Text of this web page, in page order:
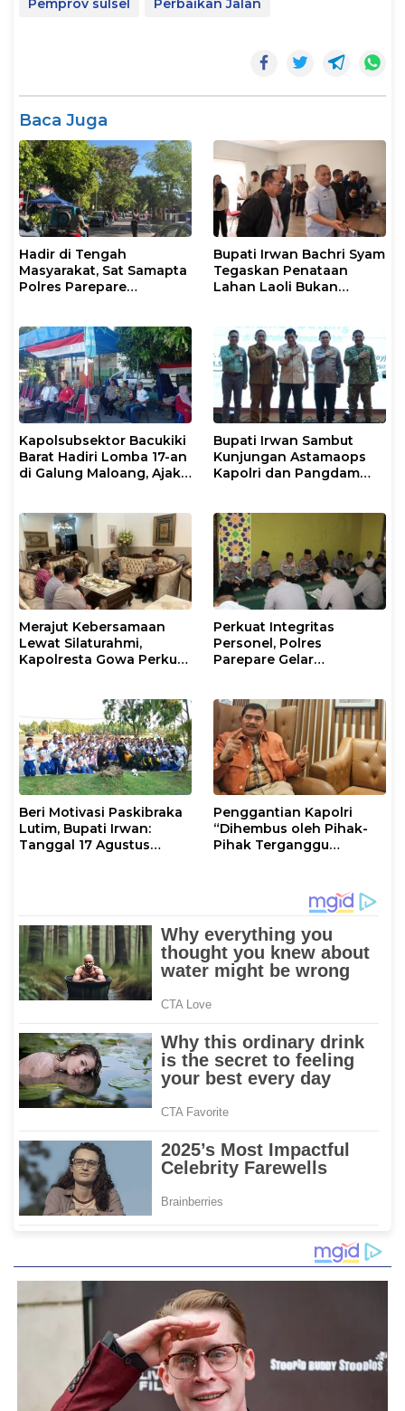
Pemprov sulsel Perbaikan Jalan
Baca Juga
Hadir di Tengah
Masyarakat, Sat Samapta
Polres Parepare
Bupati Irwan Bachri Syam
Tegaskan Penataan
Lahan Laoli Bukan
Kapolsubsektor Bacukiki
Barat Hadiri Lomba 17-an
di Galung Maloang, Ajak
Bupati Irwan Sambut
Kunjungan Astamaops
Kapolri dan Pangdam
Merajut Kebersamaan
Lewat Silaturahmi,
Kapolresta Gowa Perkuat
Perkuat Integritas
Personel, Polres
Parepare Gelar
Beri Motivasi Paskibraka
Lutim, Bupati Irwan:
Tanggal 17 Agustus
Penggantian Kapolri
“Dihembus oleh Pihak-
Pihak Terganggu